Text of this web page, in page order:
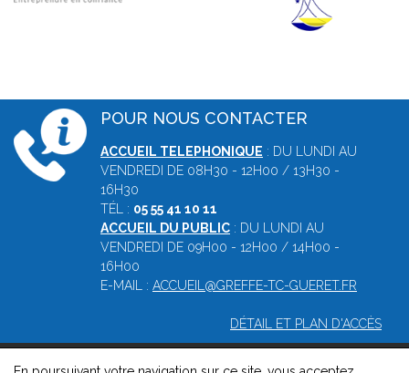
POUR NOUS CONTACTER
ACCUEIL TELEPHONIQUE : DU LUNDI AU
VENDREDI DE 08H30 - 12H00 / 13H30 -
16H30
TÉL : 05 55 41 10 11
ACCUEIL DU PUBLIC : DU LUNDI AU
VENDREDI DE 09H00 - 12H00 / 14H00 -
16H00
E-MAIL : ACCUEIL@GREFFE-TC-GUERET.FR
DÉTAIL ET PLAN D'ACCÈS